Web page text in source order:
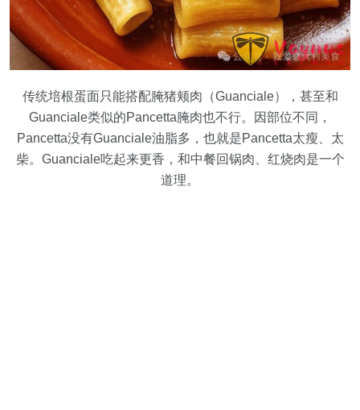
传统培根蛋面只能搭配腌猪颊肉（Guanciale），甚至和
Guanciale类似的Pancetta腌肉也不行。因部位不同，
Pancetta没有Guanciale油脂多，也就是Pancetta太瘦、太
柴。Guanciale吃起来更香，和中餐回锅肉、红烧肉是一个
道理。